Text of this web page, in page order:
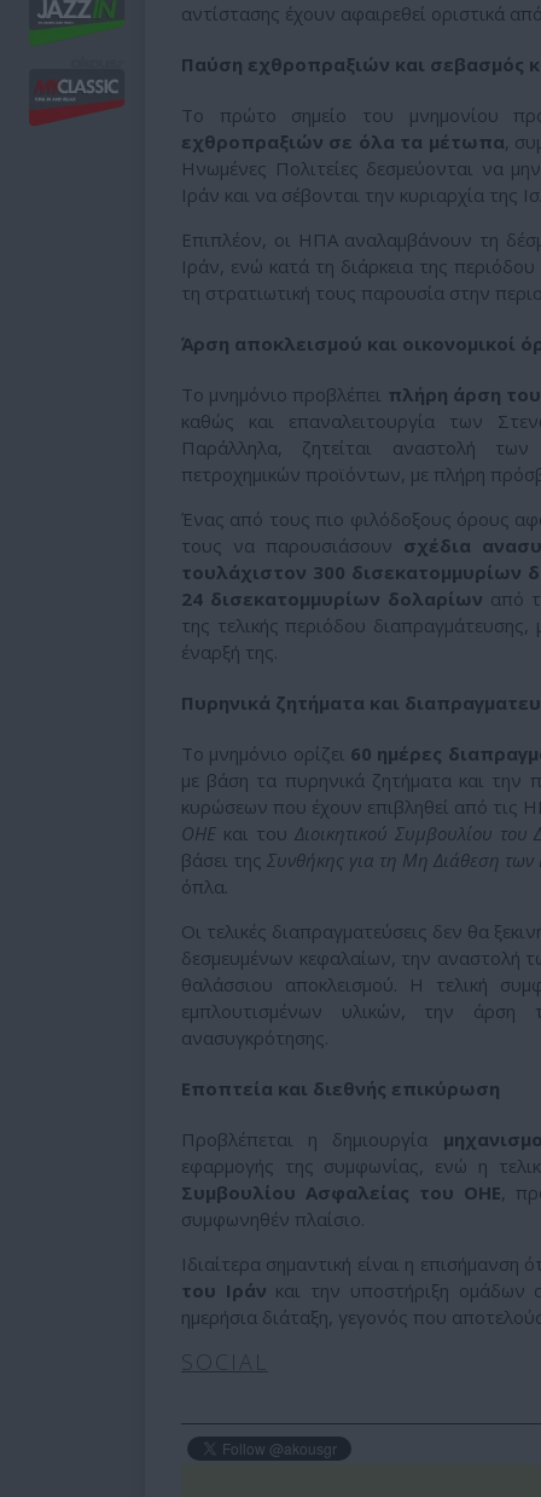
αντίστασης έχουν αφαιρεθεί οριστικά
Παύση εχθροπραξιών και σεβασμός
Το πρώτο σημείο του μνημονίου
εχθροπραξιών σε όλα τα μέτωπα ,
Ηνωμένες Πολιτείες δεσμεύονται να
Ιράν και να σέβονται την κυριαρχία της
Επιπλέον, οι ΗΠΑ αναλαμβάνουν τη
Ιράν, ενώ κατά τη διάρκεια της
τη στρατιωτική τους παρουσία στην
Άρση αποκλεισμού και οικονομικοί
Το μνημόνιο προβλέπει πλήρη άρση
καθώς και επαναλειτουργία των
Παράλληλα, ζητείται αναστολή
πετροχημικών προϊόντων, με πλήρη
Ένας από τους πιο φιλόδοξους όρους
τους να παρουσιάσουν σχέδια
τουλάχιστον 300 δισεκατομμυρίων
24 δισεκατομμυρίων δολαρίων από
της τελικής περιόδου
έναρξή της.
Πυρηνικά ζητήματα και
Το μνημόνιο ορίζει 60 ημέρες
με βάση τα πυρηνικά ζητήματα και
κυρώσεων που έχουν επιβληθεί από τις
ΟΗΕ και του Διοικητικού Συμβουλίου του
βάσει της Συνθήκης για τη Μη Διάθεση
όπλα.
Οι τελικές διαπραγματεύσεις δεν θα
δεσμευμένων κεφαλαίων, την αναστολή
θαλάσσιου αποκλεισμού. Η τελική
εμπλουτισμένων υλικών, την άρση
ανασυγκρότησης.
Εποπτεία και διεθνής επικύρωση
Προβλέπεται η δημιουργία
εφαρμογής της συμφωνίας, ενώ η
Συμβουλίου Ασφαλείας του ΟΗΕ ,
συμφωνηθέν πλαίσιο.
Ιδιαίτερα σημαντική είναι η επισήμανση
του Ιράν και την υποστήριξη ομάδων
ημερήσια διάταξη, γεγονός που
SOCIAL